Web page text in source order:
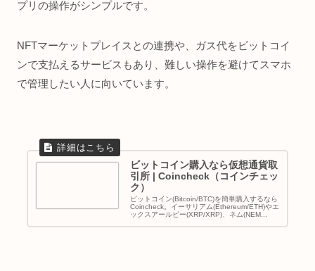
プリの操作がシンプルです。
NFTマーケットプレイスとの連携や、ガス代をビットコイ
ンで支払えるサービスもあり、難しい操作を避けてスマホ
で管理したい人に向いています。
ビットコイン購入なら仮想通貨取
引所 | Coincheck（コインチェッ
ク）
ビットコイン(Bitcoin/BTC)を簡単購入するなら
Coincheck。イーサリアム(Ethereum/ETH)やエ
ックスアールピー(XRP/XRP)、ネム(NEM...